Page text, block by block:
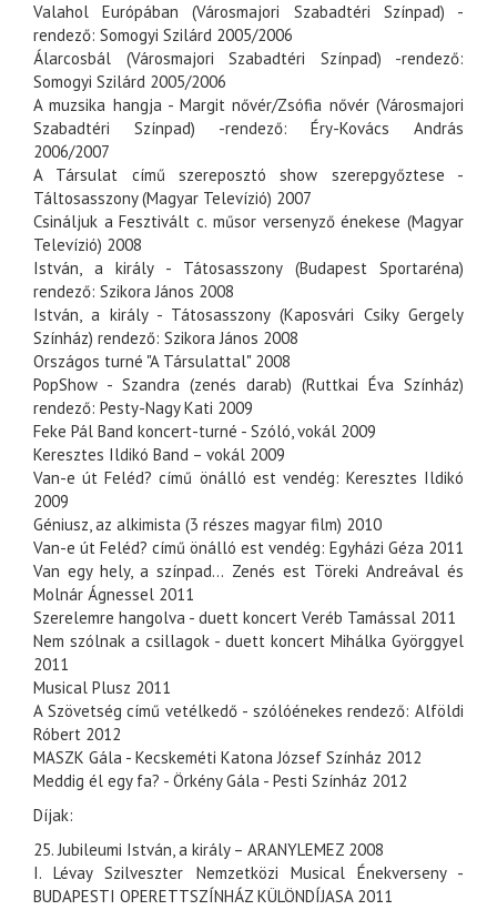
Valahol Európában (Városmajori Szabadtéri Színpad) -
rendező: Somogyi Szilárd 2005/2006
Álarcosbál (Városmajori Szabadtéri Színpad) -rendező:
Somogyi Szilárd 2005/2006
A muzsika hangja - Margit nővér/Zsófia nővér (Városmajori
Szabadtéri Színpad) -rendező: Éry-Kovács András
2006/2007
A Társulat című szereposztó show szerepgyőztese -
Táltosasszony (Magyar Televízió) 2007
Csináljuk a Fesztivált c. műsor versenyző énekese (Magyar
Televízió) 2008
István, a király - Tátosasszony (Budapest Sportaréna)
rendező: Szikora János 2008
István, a király - Tátosasszony (Kaposvári Csiky Gergely
Színház) rendező: Szikora János 2008
Országos turné "A Társulattal" 2008
PopShow - Szandra (zenés darab) (Ruttkai Éva Színház)
rendező: Pesty-Nagy Kati 2009
Feke Pál Band koncert-turné - Szóló, vokál 2009
Keresztes Ildikó Band – vokál 2009
Van-e út Feléd? című önálló est vendég: Keresztes Ildikó
2009
Géniusz, az alkimista (3 részes magyar film) 2010
Van-e út Feléd? című önálló est vendég: Egyházi Géza 2011
Van egy hely, a színpad... Zenés est Töreki Andreával és
Molnár Ágnessel 2011
Szerelemre hangolva - duett koncert Veréb Tamással 2011
Nem szólnak a csillagok - duett koncert Mihálka Györggyel
2011
Musical Plusz 2011
A Szövetség című vetélkedő - szólóénekes rendező: Alföldi
Róbert 2012
MASZK Gála - Kecskeméti Katona József Színház 2012
Meddig él egy fa? - Örkény Gála - Pesti Színház 2012
Díjak:
25. Jubileumi István, a király – ARANYLEMEZ 2008
I. Lévay Szilveszter Nemzetközi Musical Énekverseny -
BUDAPESTI OPERETTSZÍNHÁZ KÜLÖNDÍJASA 2011